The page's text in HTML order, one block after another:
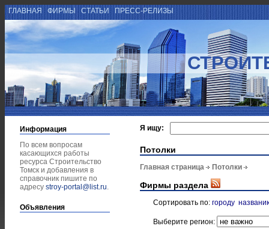
ГЛАВНАЯ ФИРМЫ СТАТЬИ ПРЕСС-РЕЛИЗЫ
Информация
По всем вопросам
касающихся работы
ресурса Строительство
Томск и добавления в
справочник пишите по
адресу stroy-portal@list.ru.
Объявления
Я ищу:
Потолки
Главная страница Потолки
Фирмы раздела
Сортировать по: городу
Выберите регион: